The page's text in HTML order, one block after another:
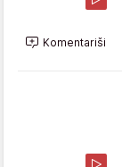
Komentariši